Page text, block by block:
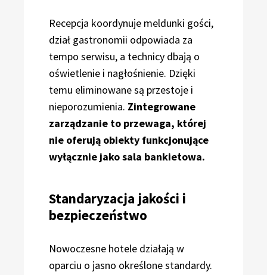
Recepcja koordynuje meldunki gości,
dział gastronomii odpowiada za
tempo serwisu, a technicy dbają o
oświetlenie i nagłośnienie. Dzięki
temu eliminowane są przestoje i
nieporozumienia. Zintegrowane
zarządzanie to przewaga, której
nie oferują obiekty funkcjonujące
wyłącznie jako sala bankietowa.
Standaryzacja jakości i
bezpieczeństwo
Nowoczesne hotele działają w
oparciu o jasno określone standardy.